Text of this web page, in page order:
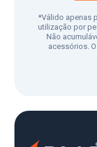
*Válido apenas
utilização por
Não
acessórios.